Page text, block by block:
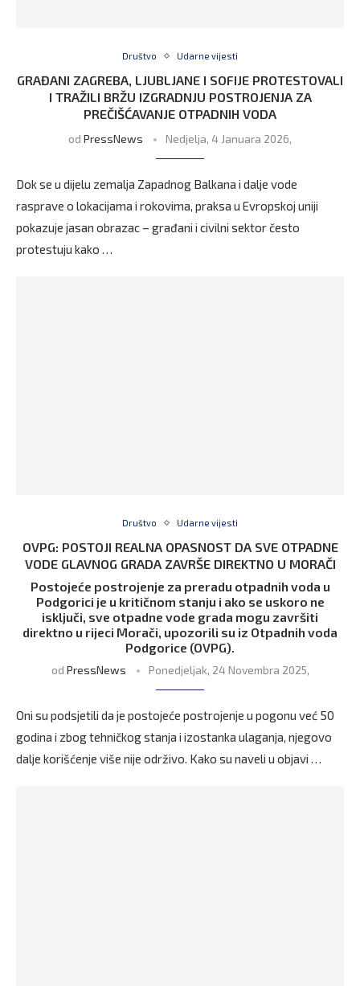
Društvo Udarne vijesti
GRAĐANI ZAGREBA, LJUBLJANE I SOFIJE PROTESTOVALI
I TRAŽILI BRŽU IZGRADNJU POSTROJENJA ZA
PREČIŠĆAVANJE OTPADNIH VODA
od PressNews Nedjelja, 4 Januara 2026,
Dok se u dijelu zemalja Zapadnog Balkana i dalje vode
rasprave o lokacijama i rokovima, praksa u Evropskoj uniji
pokazuje jasan obrazac – građani i civilni sektor često
protestuju kako …
Društvo Udarne vijesti
OVPG: POSTOJI REALNA OPASNOST DA SVE OTPADNE
VODE GLAVNOG GRADA ZAVRŠE DIREKTNO U MORAČI
Postojeće postrojenje za preradu otpadnih voda u
Podgorici je u kritičnom stanju i ako se uskoro ne
isključi, sve otpadne vode grada mogu završiti
direktno u rijeci Morači, upozorili su iz Otpadnih voda
Podgorice (OVPG).
od PressNews Ponedjeljak, 24 Novembra 2025,
Oni su podsjetili da je postojeće postrojenje u pogonu već 50
godina i zbog tehničkog stanja i izostanka ulaganja, njegovo
dalje korišćenje više nije održivo. Kako su naveli u objavi …